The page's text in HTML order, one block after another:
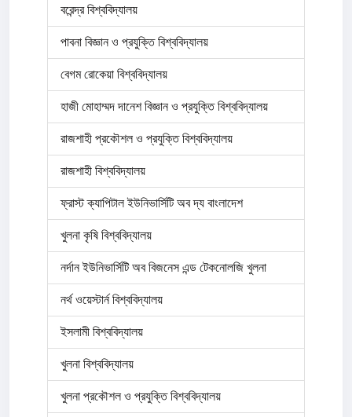
বরেন্দ্র বিশ্ববিদ্যালয়
পাবনা বিজ্ঞান ও প্রযুক্তি বিশ্ববিদ্যালয়
বেগম রোকেয়া বিশ্ববিদ্যালয়
হাজী মোহাম্মদ দানেশ বিজ্ঞান ও প্রযুক্তি বিশ্ববিদ্যালয়
রাজশাহী প্রকৌশল ও প্রযুক্তি বিশ্ববিদ্যালয়
রাজশাহী বিশ্ববিদ্যালয়
ফ্রাস্ট ক্যাপিটাল ইউনিভার্সিটি অব দ্য বাংলাদেশ
খুলনা কৃষি বিশ্ববিদ্যালয়
নর্দান ইউনিভার্সিটি অব বিজনেস এন্ড টেকনোলজি খুলনা
নর্থ ওয়েস্টার্ন বিশ্ববিদ্যালয়
ইসলামী বিশ্ববিদ্যালয়
খুলনা বিশ্ববিদ্যালয়
খুলনা প্রকৌশল ও প্রযুক্তি বিশ্ববিদ্যালয়